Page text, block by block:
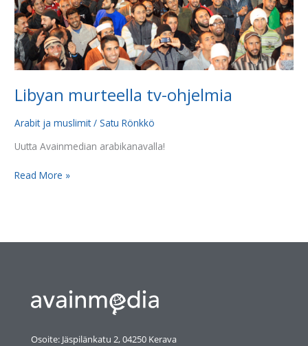
Libyan murteella tv-ohjelmia
Arabit ja muslimit/Satu Rönkkö
Uutta Avainmedian arabikanavalla!
Read More »
Osoite: Jäspilänkatu 2, 04250 Kerava